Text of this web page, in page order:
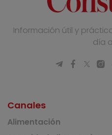
Información útil y
día
Canales
Alimentación